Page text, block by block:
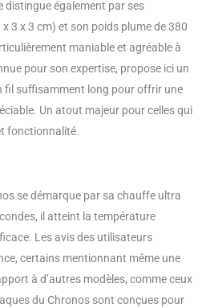
distingue également par ses
3 x 3 cm) et son poids plume de 380
maniable et agréable à
pour son expertise, propose ici un
fil suffisamment long pour offrir une
Un atout majeur pour celles qui
fonctionnalité.
se démarque par sa chauffe ultra
il atteint la température
Les avis des utilisateurs
certains mentionnant même une
à d’autres modèles, comme ceux
du Chronos sont conçues pour